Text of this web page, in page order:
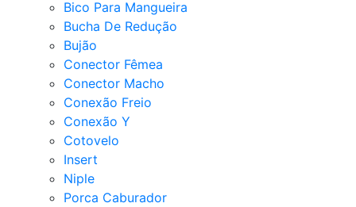
Bico Para Mangueira
Bucha De Redução
Bujão
Conector Fêmea
Conector Macho
Conexão Freio
Conexão Y
Cotovelo
Insert
Niple
Porca Caburador